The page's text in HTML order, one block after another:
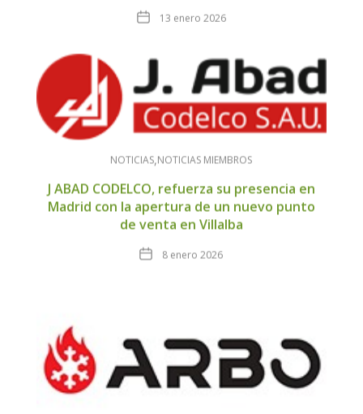
Fecha13 enero 2026
NOTICIAS NOTICIAS MIEMBROS
J ABAD CODELCO, refuerza su presencia en
Madrid con la apertura de un nuevo punto
de venta en Villalba
Fecha8 enero 2026